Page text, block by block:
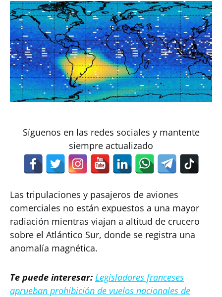
Síguenos en las redes sociales y mantente
siempre actualizado
Las tripulaciones y pasajeros de aviones
comerciales no están expuestos a una mayor
radiación mientras viajan a altitud de crucero
sobre el Atlántico Sur, donde se registra una
anomalía magnética.
Te puede interesar: Legisladores franceses
aprueban prohibición de vuelos nacionales de